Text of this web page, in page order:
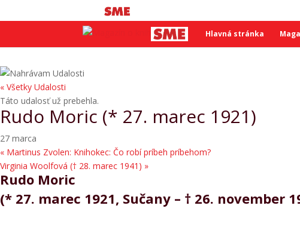
SME
SME Hlavná stránka
« Všetky Udalosti
Táto udalosť už prebehla.
Rudo Moric (* 27. marec 1921)
27 marca
« Martinus Zvolen: Knihokec: Čo robí príbeh príbehom?
Virginia Woolfová († 28. marec 1941) »
Rudo Moric
(* 27. marec 1921, Sučany – † 26. november